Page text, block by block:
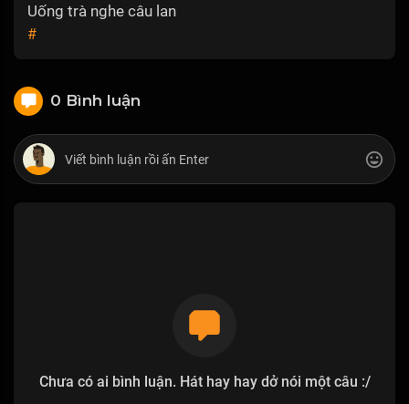
Uống trà nghe câu lan
#
0 Bình luận
Chưa có ai bình luận. Hát hay hay dở nói một câu :/